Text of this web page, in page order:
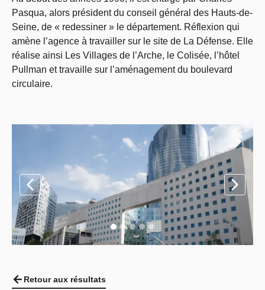
Pasqua, alors président du conseil général des Hauts-de-
Seine, de « redessiner » le département. Réflexion qui
amène l’agence à travailler sur le site de La Défense. Elle
réalise ainsi Les Villages de l’Arche, le Colisée, l’hôtel
Pullman et travaille sur l’aménagement du boulevard
circulaire.
Retour aux résultats